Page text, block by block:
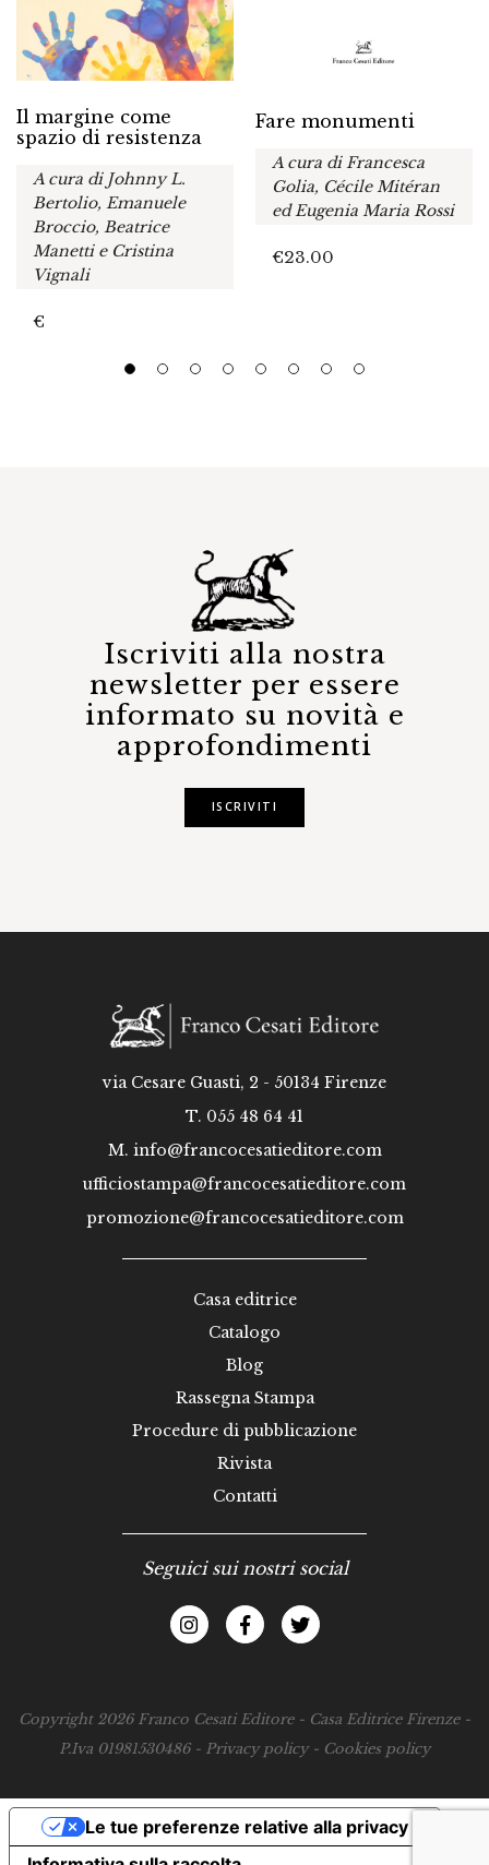
Il margine come
spazio di resistenza
A cura di Johnny L.
Bertolio, Emanuele
Broccio, Beatrice
Manetti e Cristina
Vignali
€
Fare monumenti
A cura di Francesca
Golia, Cécile Mitéran
ed Eugenia Maria Rossi
€23.00
Iscriviti alla nostra
newsletter per essere
informato su novità e
approfondimenti
ISCRIVITI
via Cesare Guasti, 2 - 50134 Firenze
T. 055 48 64 41
M. info@francocesatieditore.com
ufficiostampa@francocesatieditore.com
promozione@francocesatieditore.com
Casa editrice
Catalogo
Blog
Rassegna Stampa
Procedure di pubblicazione
Rivista
Contatti
Seguici sui nostri social
Copyright 2026 Franco Cesati Editore - Casa Editrice Firenze -
P.Iva 01981530486 - Privacy policy- Cookies policy
Le tue preferenze relative alla privacy